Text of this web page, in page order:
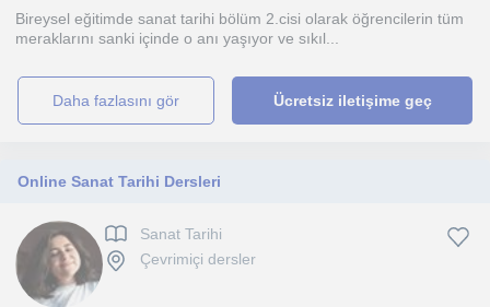
Bireysel eğitimde sanat tarihi bölüm 2.cisi olarak öğrencilerin tüm
meraklarını sanki içinde o anı yaşıyor ve sıkıl...
daha fazlasını gör Ücretsiz iletişime geç
Online Sanat Tarihi Dersleri
Sanat Tarihi
Çevrimiçi dersler